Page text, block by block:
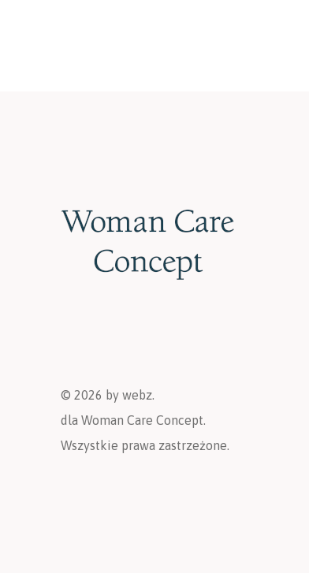
©2026 by webz.
dla Woman Care Concept.
Wszystkie prawa zastrzeżone.